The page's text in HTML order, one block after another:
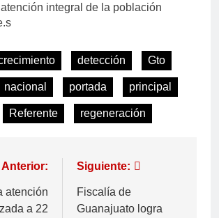
integral de la población
detección Gto
nacional portada principal
Referente regeneración
Anterior:
atención
a 22
Siguiente:
Fiscalía de
Guanajuato logra